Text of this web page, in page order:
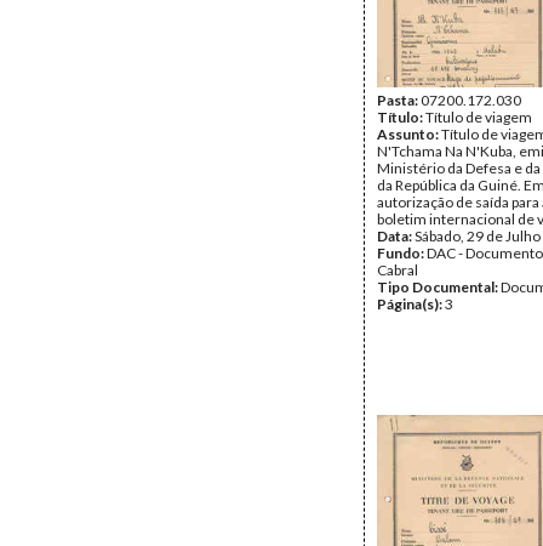
Pasta:07200.172.030
Título:Título de viagem
Assunto:Título de
N'Tchama Na N'Kuba,
Ministério da Defesa e da
da República da Guiné.
autorização de saída para
boletim internacional de
Data:Sábado, 29 de
Fundo:DAC -
Cabral
Tipo Documental:
Página(s):3